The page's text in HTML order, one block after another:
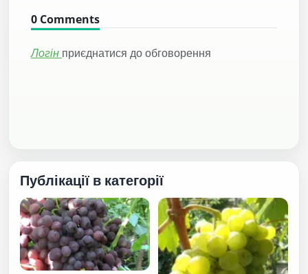
0 Comments
Логін приєднатися до обговорення
Публікації в категорії